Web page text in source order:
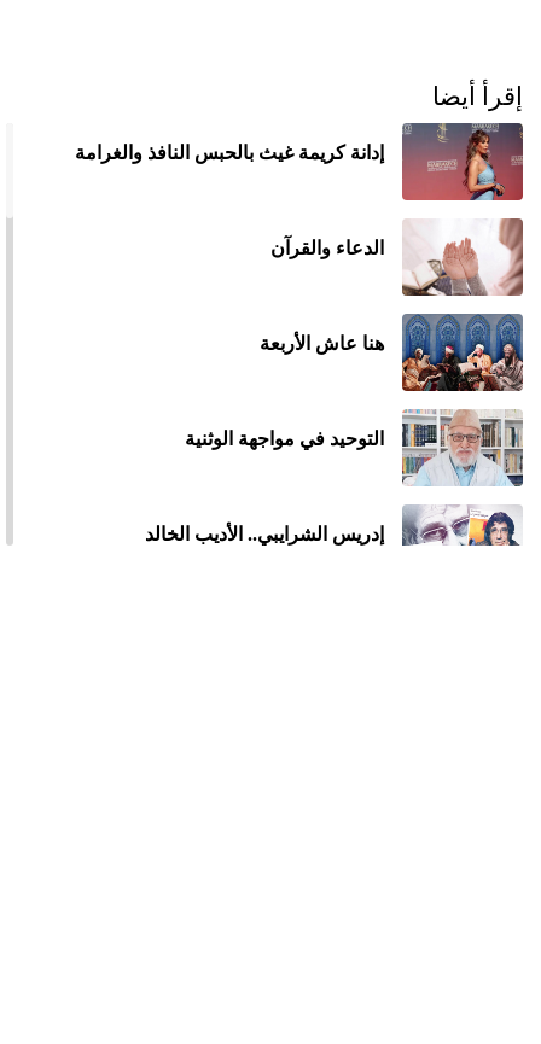
إقرأ أيضا
إدانة كريمة غيث بالحبس النافذ والغرامة
الدعاء والقرآن
هنا عاش الأربعة
التوحيد في مواجهة الوثنية
إدريس الشرايبي.. الأديب الخالد